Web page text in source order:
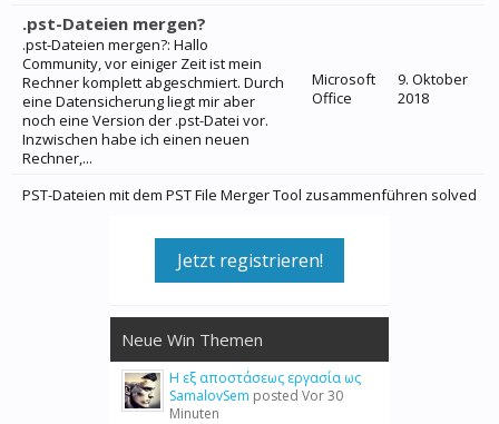
.pst-Dateien mergen?
.pst-Dateien mergen?: Hallo
Community, vor einiger Zeit ist mein
Rechner komplett abgeschmiert. Durch
eine Datensicherung liegt mir aber
noch eine Version der .pst-Datei vor.
Inzwischen habe ich einen neuen
Rechner,...
Microsoft
Office
9. Oktober
2018
PST-Dateien mit dem PST File Merger Tool zusammenführen solved
Jetzt registrieren!
Neue Win Themen
Η εξ αποστάσεως εργασία ως
SamalovSem posted Vor 30
Minuten